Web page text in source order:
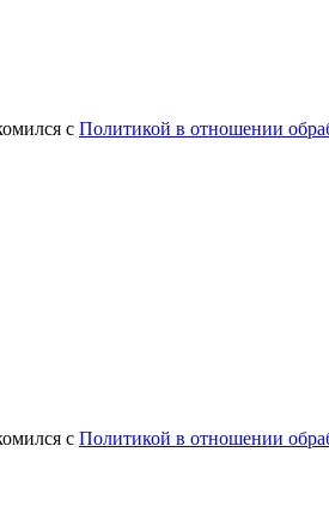
с Политикой в отношении
с Политикой в отношении